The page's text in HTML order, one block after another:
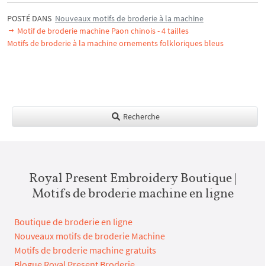
POSTÉ DANS Nouveaux motifs de broderie à la machine
Motif de broderie machine Paon chinois - 4 tailles
Motifs de broderie à la machine ornements folkloriques bleus
Recherche
Royal Present Embroidery Boutique |
Motifs de broderie machine en ligne
Boutique de broderie en ligne
Nouveaux motifs de broderie Machine
Motifs de broderie machine gratuits